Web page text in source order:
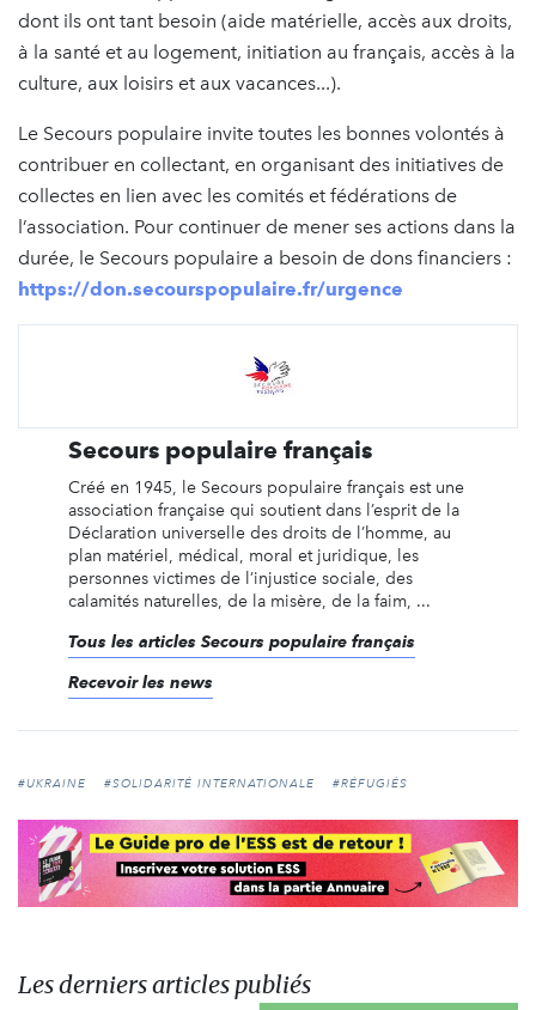
dont ils ont tant besoin (aide matérielle, accès aux droits,
à la santé et au logement, initiation au français, accès à la
culture, aux loisirs et aux vacances...).
Le Secours populaire invite toutes les bonnes volontés à
contribuer en collectant, en organisant des initiatives de
collectes en lien avec les comités et fédérations de
l’association. Pour continuer de mener ses actions dans la
durée, le Secours populaire a besoin de dons financiers :
https://don.secourspopulaire.fr/urgence
Secours populaire français
Créé en 1945, le Secours populaire français est une
association française qui soutient dans l’esprit de la
Déclaration universelle des droits de l’homme, au
plan matériel, médical, moral et juridique, les
personnes victimes de l’injustice sociale, des
calamités naturelles, de la misère, de la faim, ...
Tous les articles Secours populaire français
Recevoir les news
#UKRAINE #SOLIDARITÉ INTERNATIONALE #RÉFUGIÉS
Les derniers articles publiés